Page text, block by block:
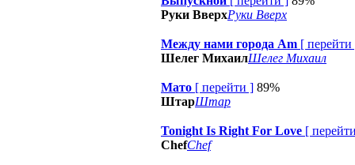
Руки ВверхРуки Вверх
Между нами города Am [ перейти
Шелег МихаилШелег Михаил
Мато [ перейти ] 89%
ШтарШтар
Tonight Is Right For Love [
ChefChef